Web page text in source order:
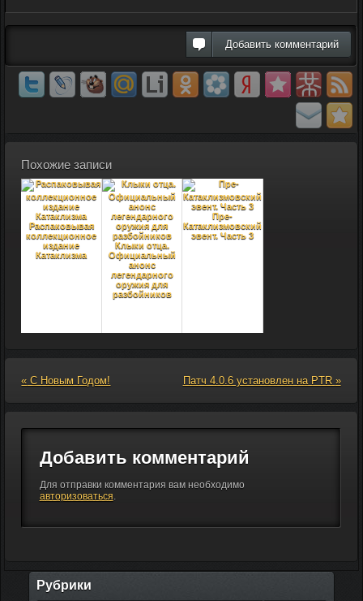
Добавить комментарий
Похожие записи
Распаковывая
коллекционное
издание
Катаклизма
Клыки отца.
Официальный
анонс
легендарного
оружия для
разбойников
Пре-
Катаклизмовский
эвент. Часть 3
Узнай свою
судьбу на
Новолуния
« С Новым Годом! Патч 4.0.6 установлен на PTR »
Добавить комментарий
Для отправки комментария вам необходимо
авторизоваться.
Рубрики